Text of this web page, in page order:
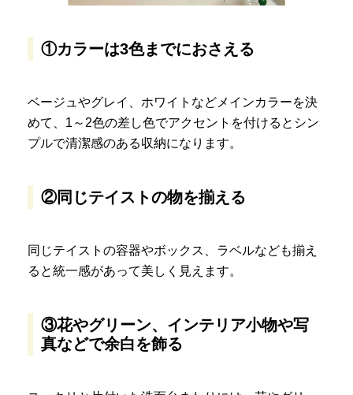
①カラーは3色までにおさえる
ベージュやグレイ、ホワイトなどメインカラーを決
めて、1～2色の差し色でアクセントを付けるとシン
プルで清潔感のある収納になります。
②同じテイストの物を揃える
同じテイストの容器やボックス、ラベルなども揃え
ると統一感があって美しく見えます。
③花やグリーン、インテリア小物や写
真などで余白を飾る